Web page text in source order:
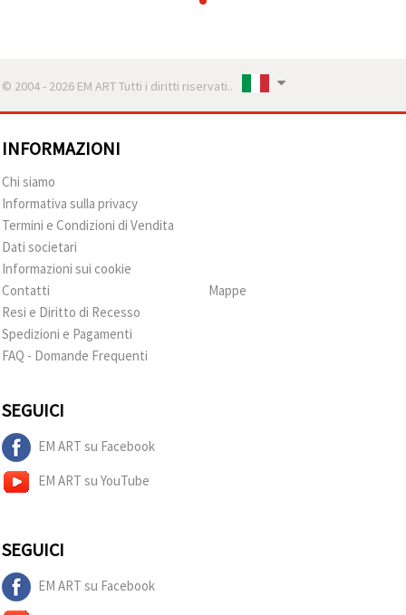
© 2004 - 2026 EM ART Tutti i diritti riservati..
INFORMAZIONI
Chi siamo
Informativa sulla privacy
Termini e Condizioni di Vendita
Dati societari
Informazioni sui cookie
Contatti
Resi e Diritto di Recesso
Spedizioni e Pagamenti
FAQ - Domande Frequenti
Mappe
SEGUICI
EM ART su Facebook
EM ART su YouTube
SEGUICI
EM ART su Facebook